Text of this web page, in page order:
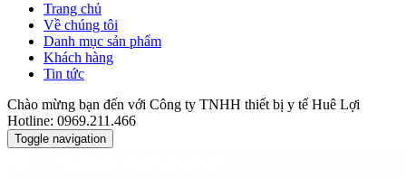
Trang chủ
Về chúng tôi
Danh mục sản phẩm
Khách hàng
Tin tức
Chào mừng bạn đến với Công ty TNHH thiết bị y tế Huê Lợi
Hotline: 0969.211.466
Toggle navigation